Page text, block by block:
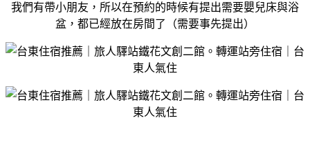
我們有帶小朋友，所以在預約的時候有提出需要嬰兒床與浴
盆，都已經放在房間了（需要事先提出）